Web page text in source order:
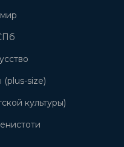
size)
культуры)